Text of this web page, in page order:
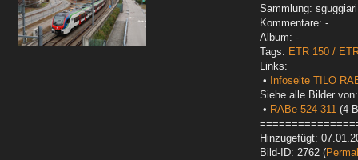
Sammlung:
Kommentare: -
Album: -
Tags: ETR 150 /
Links:
•
Infoseite TILO
Siehe alle Bilder von:
• RABe 524 311 (4
Hinzugefügt:
Bild-ID: 2762 (